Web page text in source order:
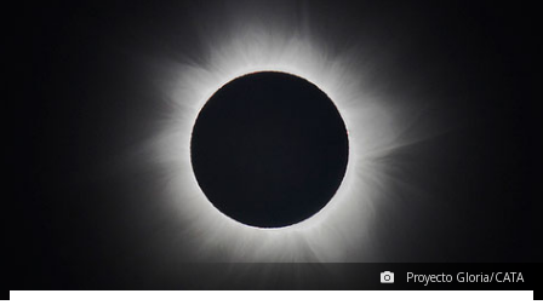
Proyecto Gloria/CATA